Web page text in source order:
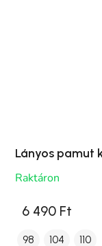
Lányos pamut
Raktáron
6 490 Ft
98 104 110